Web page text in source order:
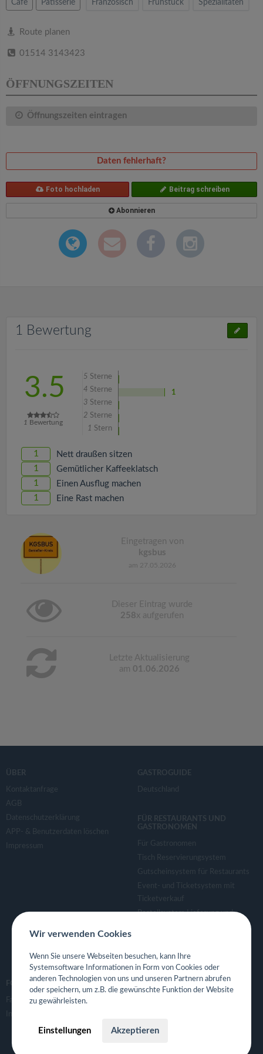
Cafe Patisserie Französisch Frühstück Spezialitäten
Route planen
01514 3143423
ÖFFNUNGSZEITEN
Öffnungszeiten eintragen
Daten fehlerhaft?
Foto hochladen Beitrag schreiben
Abonnieren
1 Bewertung
3.5
1 Bewertung
5 Sterne
4 Sterne
1
3 Sterne
2 Sterne
1 Stern
1 Nett draußen sitzen
1 Gemütlicher Kaffeeklatsch
1 Einen Ausflug machen
1 Eine Rast machen
Eingetragen von
kgsbus
am 27.05.2026
Dieser Eintrag wurde
258x aufgerufen
Letzte Aktualisierung
am 01.06.2026
ÜBER
Kontaktanfrage
AGB
Datenschutzerklärung
APP- & Benutzerdaten löschen
Impressum
GASTROGUIDE
Deutschland
FÜR RESTAURANTS UND
GASTRONOMEN
Für Gastronomen
Tisch Reservierungsystem
Gutscheinsystem für Restaurants
Event- und Ticketsystem mit
Ticketverkauf
Bestellsystem Lieferung und
Eigene App für Restaurant
FOLGE UNS
Facebook
Instagram
Wir verwenden Cookies
Wenn Sie unsere Webseiten besuchen, kann Ihre
Systemsoftware Informationen in Form von Cookies oder
anderen Technologien von uns und unseren Partnern abrufen
oder speichern, um z.B. die gewünschte Funktion der Website
zu gewährleisten.
Einstellungen Akzeptieren
i
a